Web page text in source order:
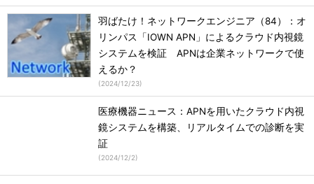
羽ばたけ！ネットワークエンジニア（84）：オ
リンパス「IOWN APN」によるクラウド内視鏡
システムを検証 APNは企業ネットワークで使
えるか？
(2024/12/23)
医療機器ニュース：APNを用いたクラウド内視
鏡システムを構築、リアルタイムでの診断を実
証
(2024/12/2)